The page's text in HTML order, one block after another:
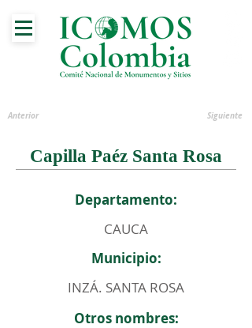
Anterior Siguiente
Capilla Paéz Santa Rosa
Departamento:
CAUCA
Municipio:
INZÁ. SANTA ROSA
Otros nombres: